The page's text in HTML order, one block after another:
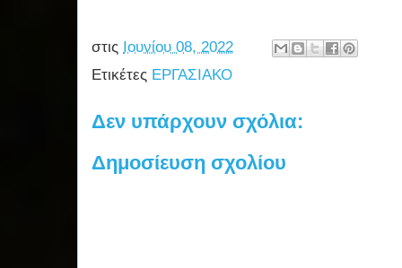
στις Ιουνίου 08, 2022
Ετικέτες ΕΡΓΑΣΙΑΚΟ
Δεν υπάρχουν σχόλια:
Δημοσίευση σχολίου